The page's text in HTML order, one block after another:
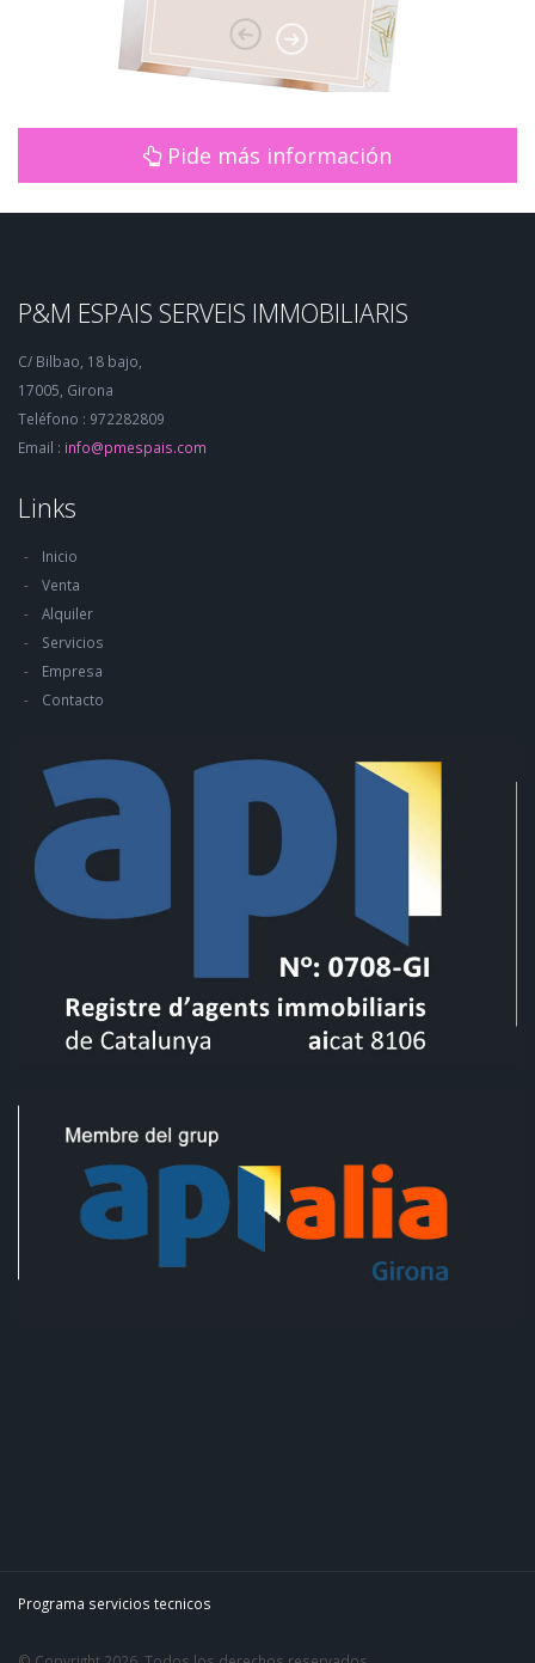
Pide más información
P&M ESPAIS SERVEIS IMMOBILIARIS
C/ Bilbao, 18 bajo,
17005, Girona
Teléfono : 972282809
Email : info@pmespais.com
Links
Inicio
Venta
Alquiler
Servicios
Empresa
Contacto
Programa servicios tecnicos